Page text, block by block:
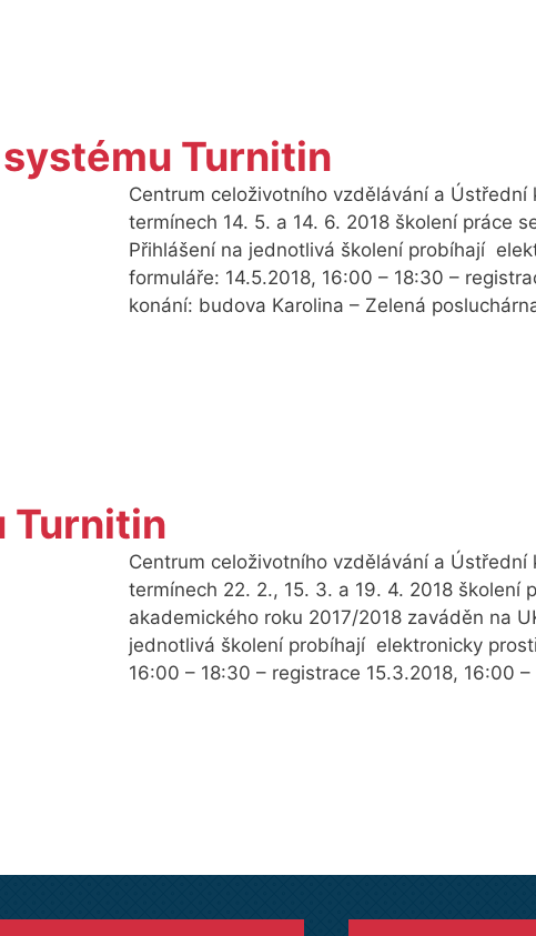
Turnitin
Centrum celoživotního vzdělávání a
termínech 14. 5. a 14. 6. 2018 školení práce
Přihlášení na jednotlivá školení probíhají
formuláře: 14.5.2018, 16:00 – 18:30 –
konání: budova Karolina – Zelená
Turnitin
Centrum celoživotního vzdělávání a
termínech 22. 2., 15. 3. a 19. 4. 2018 školení
akademického roku 2017/2018 zaváděn na
jednotlivá školení probíhají elektronicky
16:00 – 18:30 – registrace 15.3.2018, 16:00